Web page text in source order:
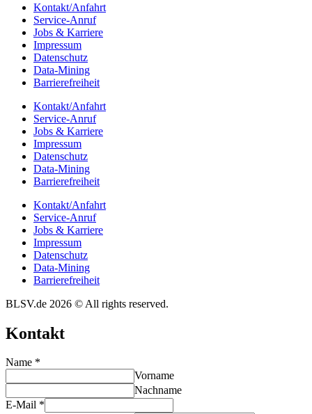
Kontakt/​​Anfahrt
Service-Anruf
Jobs & Karriere
Impres­sum
Daten­schutz
Data-Mining
Barrie­re­frei­heit
Kontakt/​​Anfahrt
Service-Anruf
Jobs & Karriere
Impres­sum
Daten­schutz
Data-Mining
Barrie­re­frei­heit
Kontakt/​​Anfahrt
Service-Anruf
Jobs & Karriere
Impres­sum
Daten­schutz
Data-Mining
Barrie­re­frei­heit
BLSV.de 2026 © All rights reserved.
Kontakt
Name *
Vorname
Nachname
E-Mail *